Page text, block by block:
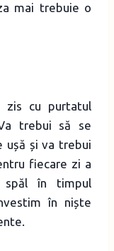
mai trebuie o
zis cu purtatul
trebui să se
ușă și va trebui
fiecare zi a
spăl în timpul
în niște